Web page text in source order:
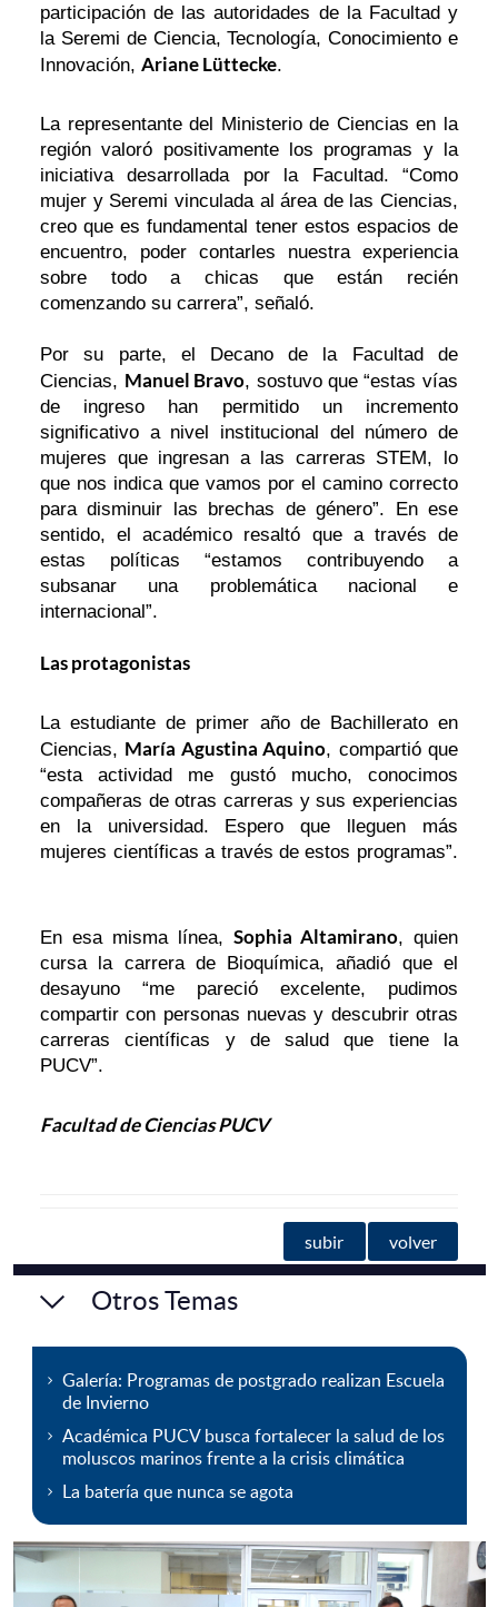
participación de las autoridades de la Facultad y
la Seremi de Ciencia, Tecnología, Conocimiento e
Innovación,Ariane Lüttecke.
La representante del Ministerio de Ciencias en la
región valoró positivamente los programas y la
iniciativa desarrollada por la Facultad. “Como
mujer y Seremi vinculada al área de las Ciencias,
creo que es fundamental tener estos espacios de
encuentro, poder contarles nuestra experiencia
sobre todo a chicas que están recién
comenzando su carrera”, señaló.
Por su parte, el Decano de la Facultad de
Ciencias, Manuel Bravo, sostuvo que “estas vías
de ingreso han permitido un incremento
significativo a nivel institucional del número de
mujeres que ingresan a las carreras STEM, lo
que nos indica que vamos por el camino correcto
para disminuir las brechas de género”. En ese
sentido, el académico resaltó que a través de
estas políticas “estamos contribuyendo a
subsanar una problemática nacional e
internacional”.
Las protagonistas
La estudiante de primer año de Bachillerato en
Ciencias, María Agustina Aquino, compartió que
“esta actividad me gustó mucho, conocimos
compañeras de otras carreras y sus experiencias
en la universidad. Espero que lleguen más
mujeres científicas a través de estos programas”.
En esa misma línea, Sophia Altamirano, quien
cursa la carrera de Bioquímica, añadió que el
desayuno “me pareció excelente, pudimos
compartir con personas nuevas y descubrir otras
carreras científicas y de salud que tiene la
PUCV”.
Facultad de Ciencias PUCV
subir volver
Otros Temas
Galería: Programas de postgrado realizan Escuela
de Invierno
Académica PUCV busca fortalecer la salud de los
moluscos marinos frente a la crisis climática
La batería que nunca se agota